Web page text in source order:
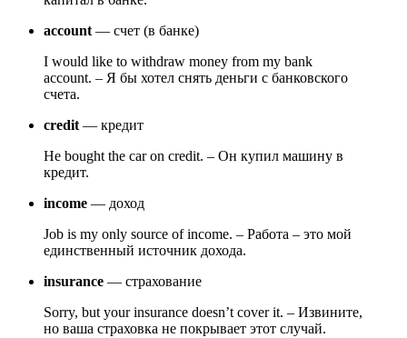
account— счет (в банке)
I would like to withdraw money from my bank
account. – Я бы хотел снять деньги с банковского
счета.
credit— кредит
He bought the car on credit. – Он купил машину в
кредит.
income — доход
Job is my only source of income. – Работа – это мой
единственный источник дохода.
insurance — страхование
Sorry, but your insurance doesn’t cover it. – Извините,
но ваша страховка не покрывает этот случай.